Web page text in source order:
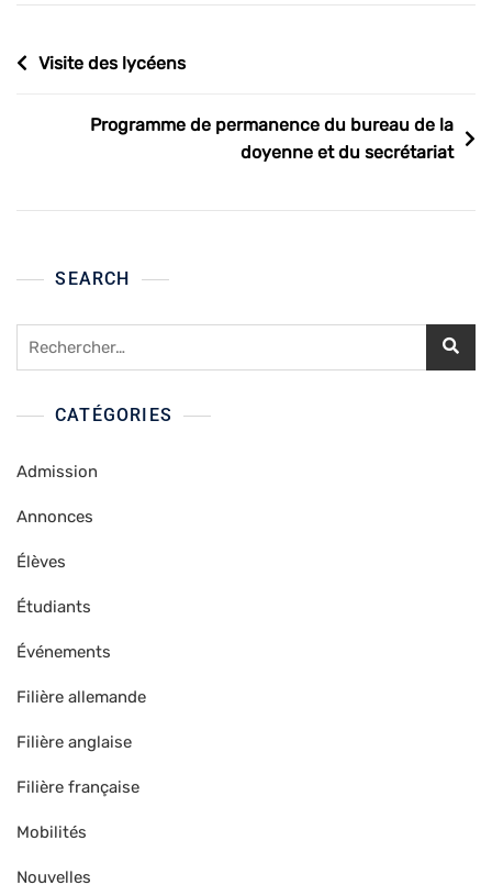
Navigation
l’article
Visite des lycéens
Programme de permanence du bureau de la
doyenne et du secrétariat
SEARCH
CATÉGORIES
Admission
Annonces
Élèves
Étudiants
Événements
Filière allemande
Filière anglaise
Filière française
Mobilités
Nouvelles